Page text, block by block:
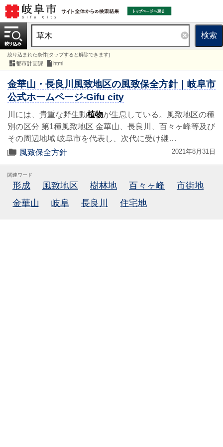
検索
絞り込まれた条件[タップすると解除できます]
都市計画課 html
金華山・長良川風致地区の風致保全方針｜岐阜市
公式ホームページ-Gifu city
川には、貴重な野生動植物が生息している。風致地区の種
別の区分 第1種風致地区 金華山、長良川、百々ヶ峰等及び
その周辺地域 岐阜市を代表し、次代に受け継…
風致保全方針
2021年8月31日
関連ワード
形成 風致地区 樹林地 百々ヶ峰
市街地
金華山
岐阜 長良川 住宅地